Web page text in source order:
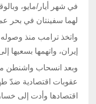
في شهر أيار/مايو،
لهما سفينتان في بحر
واتخذ ترامب منذ وصوله
إيران، واتهمها بسعيها
عقوبات اقتصادية ضدّ
اقتصادها وأدت إلى